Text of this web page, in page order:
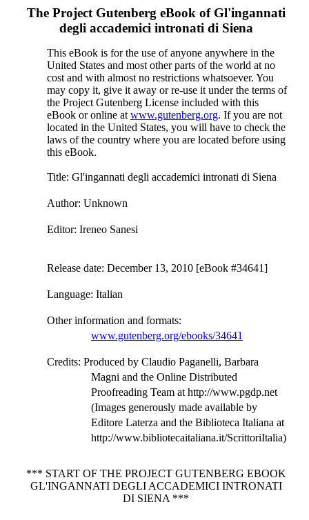
The Project Gutenberg eBook of Gl'ingannati
degli accademici intronati di Siena
This eBook is for the use of anyone anywhere in the
United States and most other parts of the world at no
cost and with almost no restrictions whatsoever. You
may copy it, give it away or re-use it under the terms of
the Project Gutenberg License included with this
eBook or online at www.gutenberg.org. If you are not
located in the United States, you will have to check the
laws of the country where you are located before using
this eBook.
Title: Gl'ingannati degli accademici intronati di Siena
Author: Unknown
Editor: Ireneo Sanesi
Release date: December 13, 2010 [eBook #34641]
Language: Italian
Other information and formats:
www.gutenberg.org/ebooks/34641
Credits: Produced by Claudio Paganelli, Barbara
Magni and the Online Distributed
Proofreading Team at http://www.pgdp.net
(Images generously made available by
Editore Laterza and the Biblioteca Italiana at
http://www.bibliotecaitaliana.it/ScrittoriItalia)
*** START OF THE PROJECT GUTENBERG EBOOK
GL'INGANNATI DEGLI ACCADEMICI INTRONATI
DI SIENA ***